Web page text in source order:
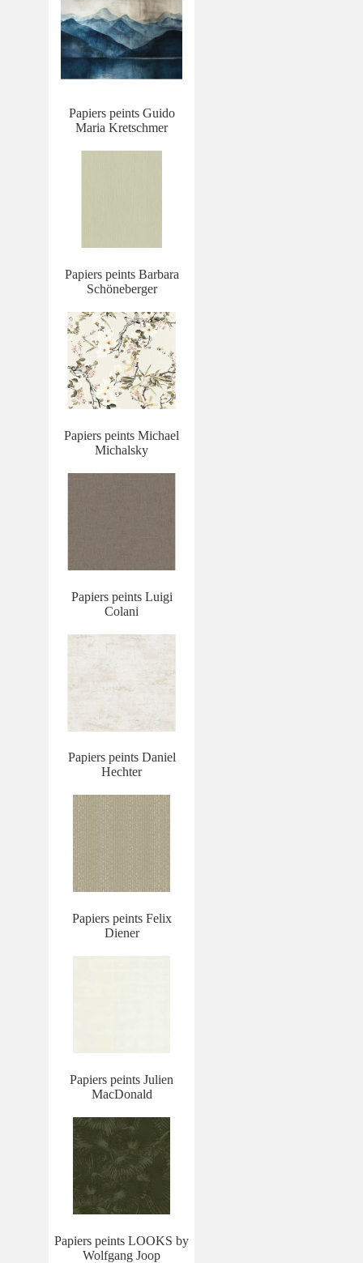
Papiers peints Guido
Maria Kretschmer
Papiers peints Barbara
Schöneberger
Papiers peints Michael
Michalsky
Papiers peints Luigi
Colani
Papiers peints Daniel
Hechter
Papiers peints Felix
Diener
Papiers peints Julien
MacDonald
Papiers peints LOOKS by
Wolfgang Joop